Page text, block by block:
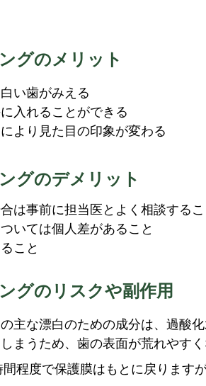
グのメリット
い歯がみえる
入れることができる
より見た目の印象が変わる
グのデメリット
は事前に担当医とよく相談するこ
いては個人差があること
こと
グのリスクや副作用
主な漂白のための成分は、過酸
まうため、歯の表面が荒れやすく
程度で保護膜はもとに戻ります